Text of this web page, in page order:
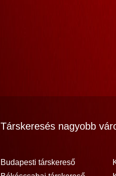
Társkeresés nagyobb
Budapesti társkereső